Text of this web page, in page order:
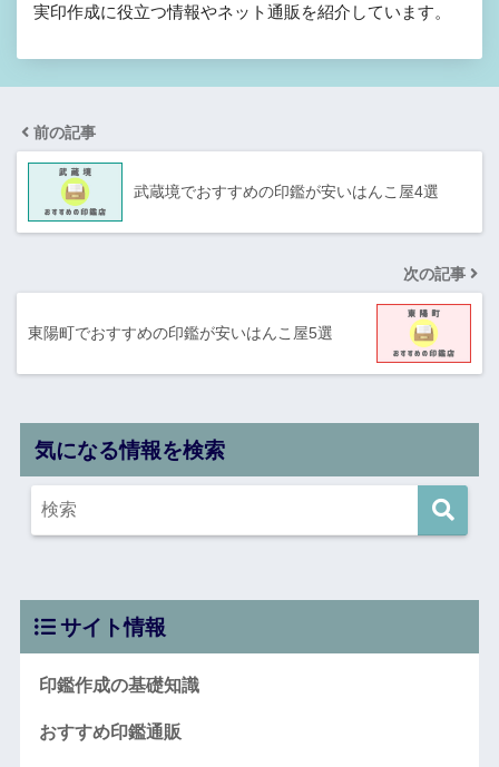
実印作成に役立つ情報やネット通販を紹介しています。
前の記事
武蔵境でおすすめの印鑑が安いはんこ屋4選
次の記事
東陽町でおすすめの印鑑が安いはんこ屋5選
気になる情報を検索
サイト情報
印鑑作成の基礎知識
おすすめ印鑑通販